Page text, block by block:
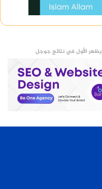
الأول في نتائج جوجل